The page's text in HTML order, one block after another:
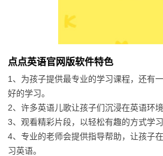
点点英语官网版软件特色
1、为孩子提供最专业的学习课程，还有
好的学习。
2、许多英语儿歌让孩子们沉浸在英语环
3、观看精彩片段，以轻松有趣的方式学习
4、专业的老师会提供指导帮助，让孩子
习英语。